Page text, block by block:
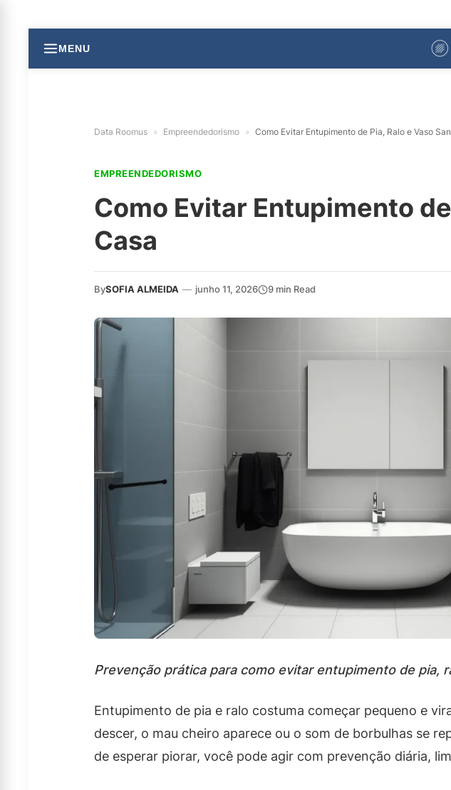
MENU
Data Roomus » Empreendedorismo » Como Evitar Entupimento de Pia, Ralo e Vaso
EMPREENDEDORISMO
Como Evitar Entupimento
Casa
BySOFIA ALMEIDA — junho 11, 2026 9 min Read
Prevenção prática para como evitar entupimento de pia,
Entupimento de pia e ralo costuma começar pequeno e
descer, o mau cheiro aparece ou o som de borbulhas se
de esperar piorar, você pode agir com prevenção diária,